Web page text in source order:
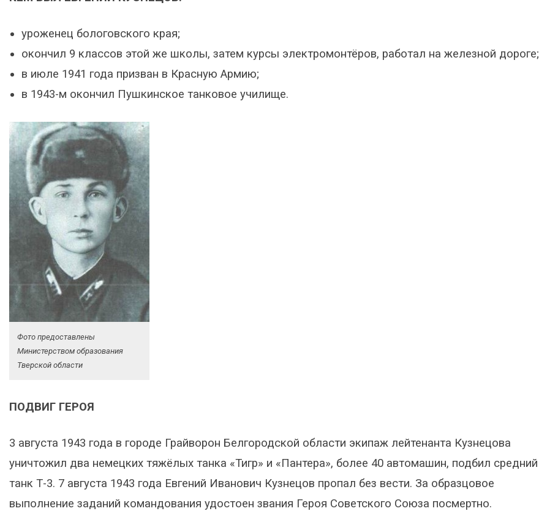
уроженец бологовского края;
окончил 9 классов этой же школы, затем курсы электромонтёров, работал на железной дороге;
в июле 1941 года призван в Красную Армию;
в 1943-м окончил Пушкинское танковое училище.
Фото предоставлены
Министерством образования
Тверской области
ПОДВИГ ГЕРОЯ
3 августа 1943 года в городе Грайворон Белгородской области экипаж лейтенанта Кузнецова
уничтожил два немецких тяжёлых танка «Тигр» и «Пантера», более 40 автомашин, подбил средний
танк Т-3. 7 августа 1943 года Евгений Иванович Кузнецов пропал без вести. За образцовое
выполнение заданий командования удостоен звания Героя Советского Союза посмертно.